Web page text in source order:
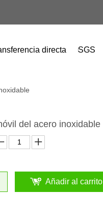
directa SGS
del acero inoxidable
Añadir al carrito